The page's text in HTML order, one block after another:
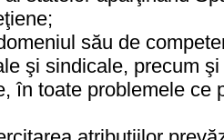
său de
şi sindicale, precum
în toate problemele ce